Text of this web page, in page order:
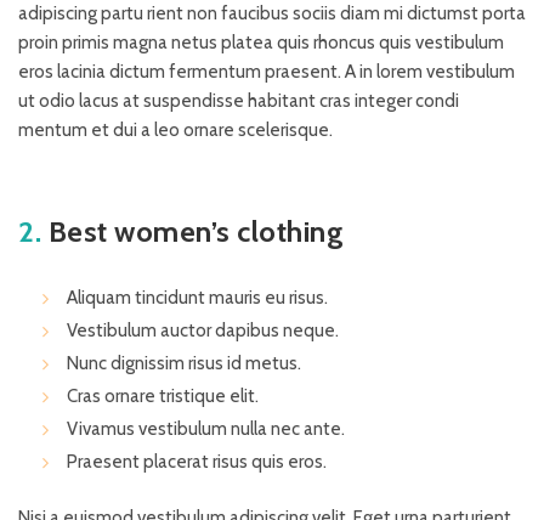
adipiscing partu rient non faucibus sociis diam mi dictumst porta
proin primis magna netus platea quis rhoncus quis vestibulum
eros lacinia dictum fermentum praesent. A in lorem vestibulum
ut odio lacus at suspendisse habitant cras integer condi
mentum et dui a leo ornare scelerisque.
2. Best women’s clothing
Aliquam tincidunt mauris eu risus.
Vestibulum auctor dapibus neque.
Nunc dignissim risus id metus.
Cras ornare tristique elit.
Vivamus vestibulum nulla nec ante.
Praesent placerat risus quis eros.